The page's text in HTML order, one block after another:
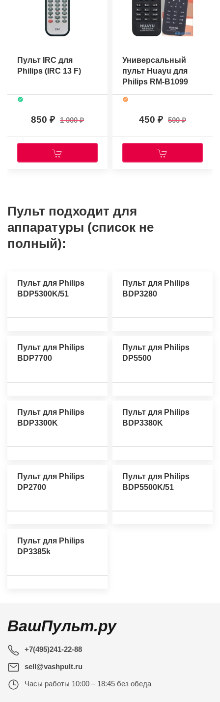
Пульт IRC для
Philips (IRC 13 F)
850 1 000
Универсальный
пульт Huayu для
Philips RM-B1099
450 500
Пульт подходит для
аппаратуры (список не
полный):
Пульт для Philips
BDP5300K/51
Пульт для Philips
BDP3280
Пульт для Philips
BDP7700
Пульт для Philips
DP5500
Пульт для Philips
BDP3300K
Пульт для Philips
BDP3380K
Пульт для Philips
DP2700
Пульт для Philips
BDP5500K/51
Пульт для Philips
DP3385k
ВашПульт.ру
+7(495)241-22-88
sell@vashpult.ru
Часы работы 10:00 – 18:45 без обеда